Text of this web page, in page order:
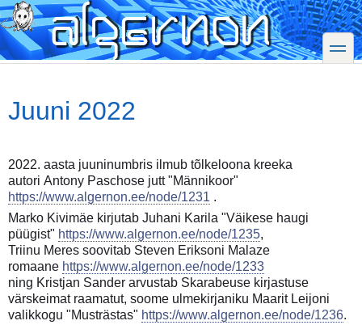
Skip
to
main
content
toggle
Juuni 2022
2022. aasta juuninumbris ilmub tõlkeloona kreeka
autori Antony Paschose jutt "Männikoor"
https://www.algernon.ee/node/1231 .
Marko Kivimäe kirjutab Juhani Karila "Väikese haugi
püügist" https://www.algernon.ee/node/1235,
Triinu Meres soovitab Steven Eriksoni Malaze
romaane https://www.algernon.ee/node/1233
ning Kristjan Sander arvustab Skarabeuse kirjastuse
värskeimat raamatut, soome ulmekirjaniku Maarit Leijoni
valikkogu "Musträstas" https://www.algernon.ee/node/1236.